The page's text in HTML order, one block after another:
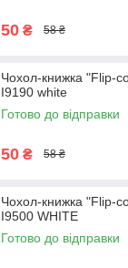
50 ₴ 58 ₴
Чохол-книжка "Flip-
I9190 white
Готово до відправки
50 ₴ 58 ₴
Чохол-книжка "Flip-
I9500 WHITE
Готово до відправки